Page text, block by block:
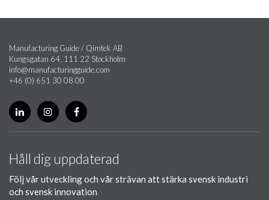
Manufacturing Guide / Qimtek AB
Kungsgatan 64, 111 22 Stockholm
info@manufacturingguide.com
+46 (0) 651 30 08 00
Håll dig uppdaterad
Följ vår utveckling och vår strävan att stärka svensk industri
och svensk innovation